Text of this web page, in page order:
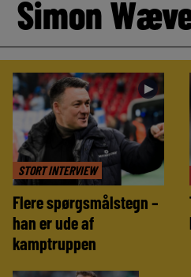
Simon
STORT INTERVIEW
►
Flere spørgsmålstegn –
han er ude af
kamptruppen
//